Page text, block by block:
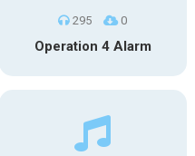
295 0
Operation 4 Alarm